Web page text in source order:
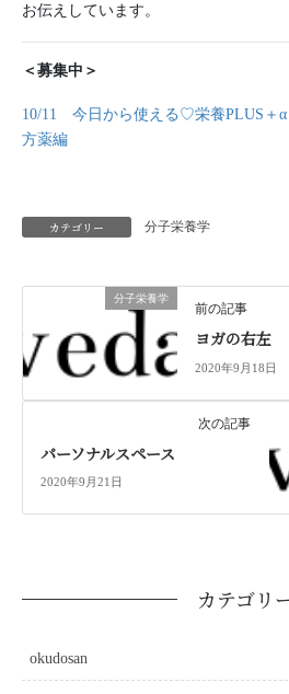
お伝えしています。
＜募集中＞
10/11 今日から使える♡栄養PLUS＋α
方薬編
カテゴリー 分子栄養学
分子栄養学
前の記事
ヨガの右左
2020年9月18日
次の記事
パーソナルスペース
2020年9月21日
カテゴリ
okudosan